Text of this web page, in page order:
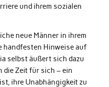
und ihrem sozialen
neue Männer in ihrem
handfesten Hinweise auf
selbst äußert sich dazu
die Zeit für sich – ein
ihre Unabhängigkeit zu